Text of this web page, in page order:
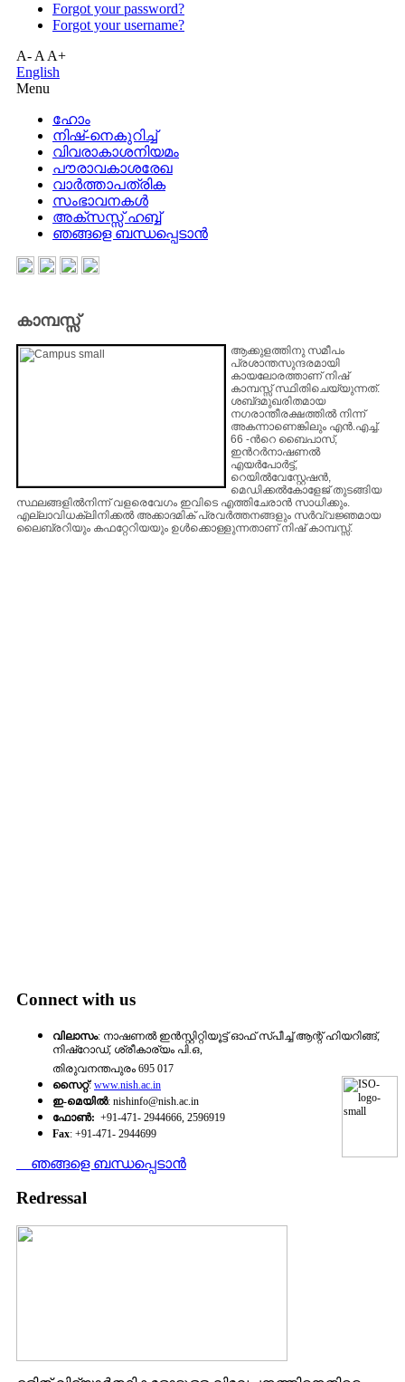
Forgot your password?
Forgot your username?
A-AA+
English
Menu
ഹോം
നിഷ്-നെകുറിച്ച്
വിവരാകാശനിയമം
പൗരാവകാശരേഖ
വാർത്താപത്രിക
സംഭാവനകൾ
അക്സസ്സ് ഹബ്ബ്
ഞങ്ങളെ ബന്ധപ്പെടാൻ
കാമ്പസ്സ്
ആക്കുളത്തിനു സമീപം
പ്രശാന്തസുന്ദരമായി
കായലോരത്താണ്‌ നിഷ്‌
കാമ്പസ്സ്‌ സ്ഥിതിചെയ്യുന്നത്‌.
ശബ്‌ദമുഖരിതമായ
നഗരാന്തീരക്ഷത്തില്‍ നിന്ന്‌
അകന്നാണെങ്കിലും എന്‍.എച്ച്‌.
66 -ന്‍റെ ബൈപാസ്‌,
ഇന്‍റര്‍നാഷണല്‍
എയര്‍പോര്‍ട്ട്‌,
റെയില്‍വേസ്റ്റേഷന്‍,
മെഡിക്കല്‍കോളേജ്‌ തുടങ്ങിയ
സ്ഥലങ്ങളില്‍നിന്ന്‌ വളരെവേഗം ഇവിടെ എത്തിചേരാന്‍ സാധിക്കും.
എല്ലാവിധക്ലിനിക്കല്‍ അക്കാദമിക്‌ പ്രവര്‍ത്തനങ്ങളും സര്‍വ്വജ്ഞമായ
ലൈബ്രറിയും കഫറ്റേറിയയും ഉള്‍ക്കൊള്ളുന്നതാണ്‌ നിഷ്‌ കാമ്പസ്സ്‌.
Connect with us
വിലാസം: നാഷണല്‍ ഇന്‍സ്റ്റിറ്റിയൂട്ട്‌ ഓഫ് സ്‌പീച്ച്‌ ആന്റ് ഹിയറിങ്ങ്‌,
നിഷ്‌റോഡ്‌, ശ്രീകാര്യം പി.ഒ,
തിരുവനന്തപുരം 695 017
സൈറ്റ്‌: www.nish.ac.in
ഇ-മെയില്‍: nishinfo@nish.ac.in
ഫോണ്‍: +91-471- 2944666, 2596919
Fax: +91-471- 2944699
ഞങ്ങളെ ബന്ധപ്പെടാന്‍
Redressal